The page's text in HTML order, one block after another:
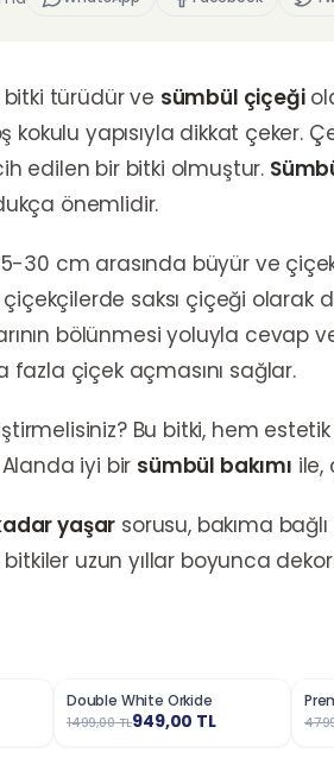
bitki türüdür ve sümbül çiçeği
kokulu yapısıyla dikkat çeker.
edilen bir bitki olmuştur.
önemlidir.
30 cm arasında büyür ve
çiçekçilerde saksı çiçeği olarak
bölünmesi yoluyla cevap
fazla çiçek açmasını sağlar.
Bu bitki, hem
iyi bir sümbül bakımı ile,
yaşar sorusu, bakıma
bitkiler uzun yıllar boyunca
%37
Double White Orkide
1499,00TL949,00 TL
%